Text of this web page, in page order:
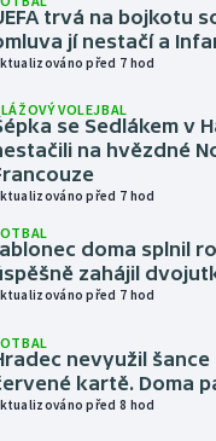
trvá na bojkotu
jí nestačí a
před 7 hod
VOLEJBAL
se Sedlákem v
na hvězdné
před 7 hod
doma splnil
zahájil
před 7 hod
nevyužil
kartě. Doma
před 8 hod